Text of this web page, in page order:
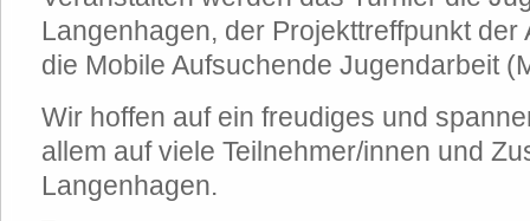
Langenhagen, der Projekttreffpunkt der
die Mobile Aufsuchende Jugendarbeit
Wir hoffen auf ein freudiges und
allem auf viele Teilnehmer/innen und
Langenhagen.